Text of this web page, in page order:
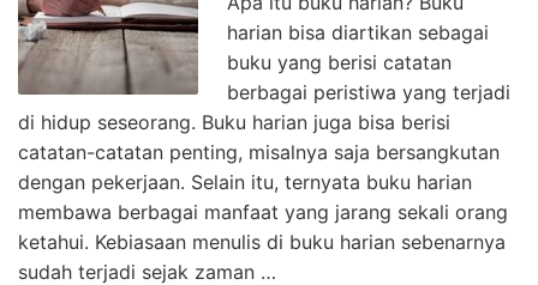
harian bisa diartikan sebagai
buku yang berisi catatan
berbagai peristiwa yang terjadi
di hidup seseorang. Buku harian juga bisa berisi
catatan-catatan penting, misalnya saja bersangkutan
dengan pekerjaan. Selain itu, ternyata buku harian
membawa berbagai manfaat yang jarang sekali orang
ketahui. Kebiasaan menulis di buku harian sebenarnya
sudah terjadi sejak zaman …